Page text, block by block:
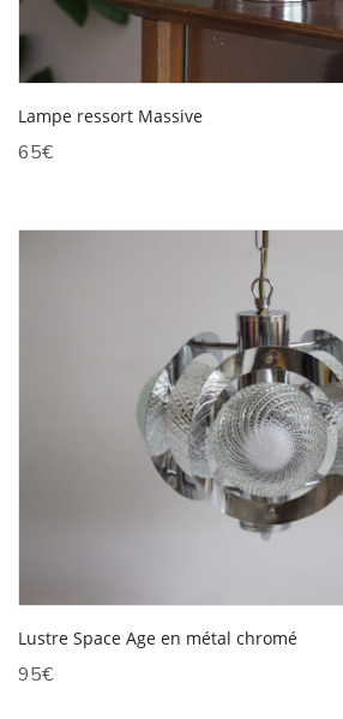
Lampe ressort Massive
65€
Lustre Space Age en métal chromé
95€